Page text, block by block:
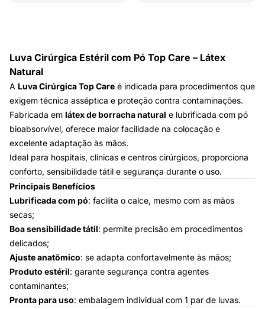
Luva Cirúrgica Estéril com Pó Top Care – Látex
Natural
A Luva Cirúrgica Top Care é indicada para procedimentos que
exigem técnica asséptica e proteção contra contaminações.
Fabricada em látex de borracha natural e lubrificada com pó
bioabsorvível, oferece maior facilidade na colocação e
excelente adaptação às mãos.
Ideal para hospitais, clínicas e centros cirúrgicos, proporciona
conforto, sensibilidade tátil e segurança durante o uso.
Principais Benefícios
Lubrificada com pó: facilita o calce, mesmo com as mãos
secas;
Boa sensibilidade tátil: permite precisão em procedimentos
delicados;
Ajuste anatômico: se adapta confortavelmente às mãos;
Produto estéril: garante segurança contra agentes
contaminantes;
Pronta para uso: embalagem individual com 1 par de luvas.